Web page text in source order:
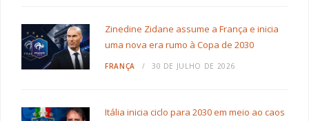
Zinedine Zidane assume a França e inicia
uma nova era rumo à Copa de 2030
FRANÇA 30 DE JULHO DE 2026
Itália inicia ciclo para 2030 em meio ao caos